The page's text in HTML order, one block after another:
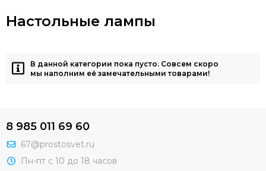
Настольные лампы
В данной категории пока пусто. Совсем скоро
мы наполним её замечательными товарами!
8 985 011 69 60
67@prostosvet.ru
Пн-пт с 10 до 18 часов